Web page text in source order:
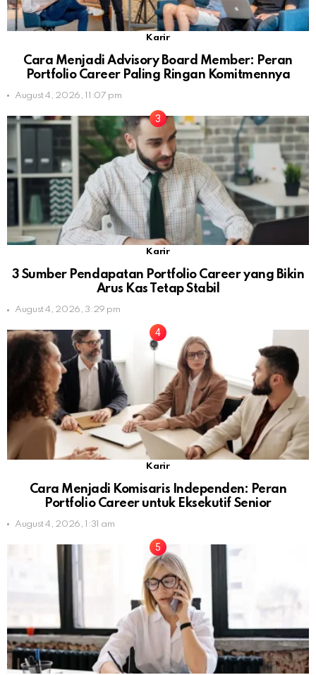
Karir
Cara Menjadi Advisory Board Member: Peran
Portfolio Career Paling Ringan Komitmennya
August 4, 2026, 11:07 pm
Karir
3 Sumber Pendapatan Portfolio Career yang Bikin
Arus Kas Tetap Stabil
August 4, 2026, 3:29 pm
Karir
Cara Menjadi Komisaris Independen: Peran
Portfolio Career untuk Eksekutif Senior
August 4, 2026, 1:31 am